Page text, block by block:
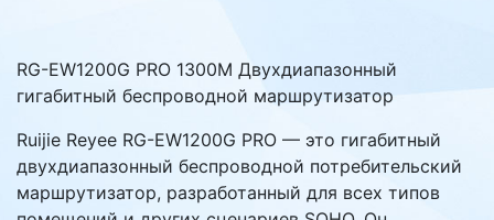
RG-EW1200G PRO 1300M Двухдиапазонный
гигабитный беспроводной маршрутизатор
Ruijie Reyee RG-EW1200G PRO — это гигабитный
двухдиапазонный беспроводной потребительский
маршрутизатор, разработанный для всех типов